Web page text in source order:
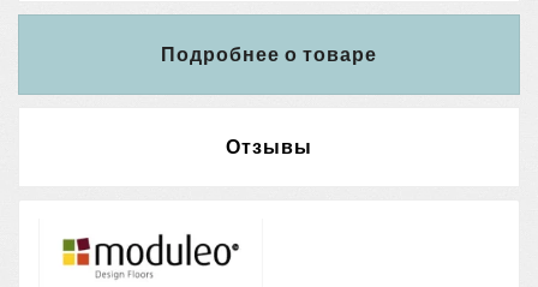
Подробнее о товаре
Отзывы